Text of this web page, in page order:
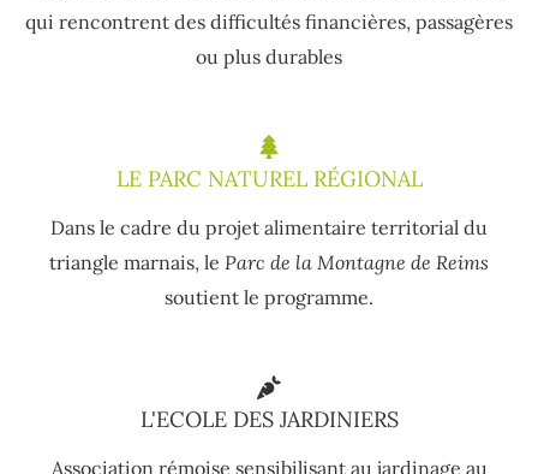
qui rencontrent des difficultés financières, passagères
ou plus durables
LE PARC NATUREL RÉGIONAL
Dans le cadre du projet alimentaire territorial du
triangle marnais, le Parc de la Montagne de Reims
soutient le programme.
L'ECOLE DES JARDINIERS
Association rémoise sensibilisant au jardinage au